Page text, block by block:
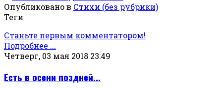
Опубликовано в Стихи (без рубрики)
Теги
Станьте первым комментатором!
Подробнее ...
Четверг, 03 мая 2018 23:49
Есть в осени поздней...